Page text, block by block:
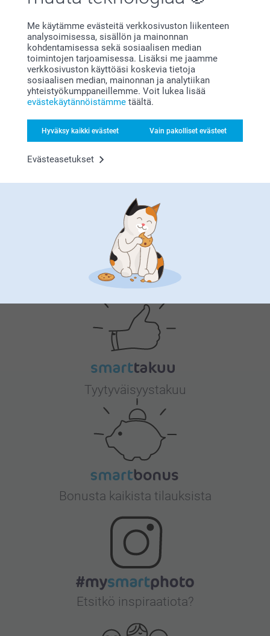
Me käytämme evästeitä verkkosivuston liikenteen
analysoimisessa, sisällön ja mainonnan
kohdentamisessa sekä sosiaalisen median
toimintojen tarjoamisessa. Lisäksi me jaamme
verkkosivuston käyttöäsi koskevia tietoja
sosiaalisen median, mainonnan ja analytiikan
yhteistyökumppaneillemme. Voit lukea lisää
evästekäytännöistämme täältä.
Hyväksy kaikki evästeet Vain pakolliset evästeet
Evästeasetukset
Kuva toisessa myllyssä surkea. Itse myllyjen laatu hyvä
Näytä reaktiot
21.1.2026
10:44
Hei Heidi!
Kiitokset palautteestasi, olemme kiitollisia siitä 🌸
Ethän epäröi ottaa yhteyttä asiakaspalveluun
saadaksesi apua, mikäli tarvitset sitä 😊
Lämpimin terveisin
Kaisa @smartphoto
Liittyvät tuotteet
Uunikintaat
(4 arvostelut)
Reseptikirja
(1 arvostelut)
Patalaput - 2 kpl
Alkaen 64,95
Miksismartphoto
Tyytyväisyystakuu
Bonusta kaikista tilauksista
Etsitkö inspiraatiota?